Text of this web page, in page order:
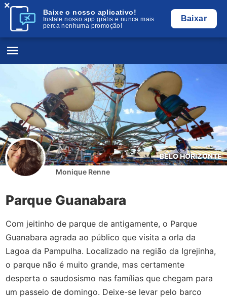
Baixe o nosso aplicativo!
Instale nosso app grátis e nunca mais
perca nenhuma promoção!
Baixar
×
BELO HORIZONTE
Monique Renne
Parque Guanabara
Com jeitinho de parque de antigamente, o Parque
Guanabara agrada ao público que visita a orla da
Lagoa da Pampulha. Localizado na região da Igrejinha,
o parque não é muito grande, mas certamente
desperta o saudosismo nas famílias que chegam para
um passeio de domingo. Deixe-se levar pelo barco